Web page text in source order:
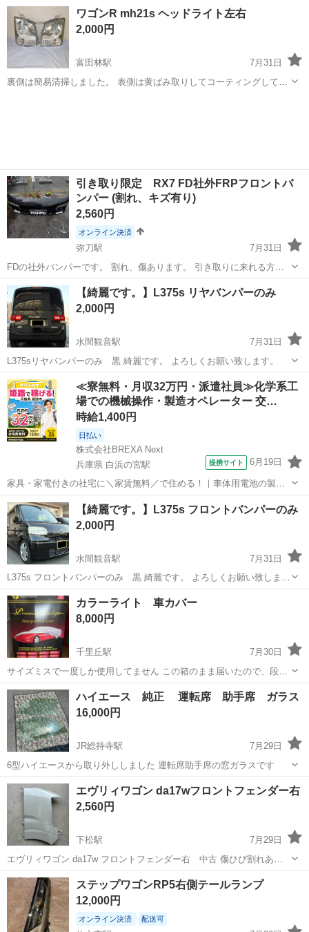
大阪 東大阪市 弥刀駅 外装、車外用品
ワゴンR mh21s ヘッドライト左右
2,000円
富田林駅
7月31日
裏側は簡易清掃しました。 表側は黄ばみ取りしてコーティングしてあ
引き取り限定 RX7 FD社外FRPフロントバ
ンパー (割れ、キズ有り)
2,560円
オンライン決済
弥刀駅
7月31日
FDの社外バンパーです。 割れ、傷あります。 引き取りに来れる方限
定でお願いします。
大阪 八尾市 弥刀駅 外装、車外用品 バンパー
【綺麗です。】L375s リヤバンパーのみ
2,000円
水間観音駅
7月31日
L375sリヤバンパーのみ 黒 綺麗です。 よろしくお願い致します。
大阪 泉南郡 水間観音駅 外装、車外用品 リヤバンパー
≪寮無料・月収32万円・派遣社員≫化学系工
場での機械操作・製造オペレーター 交…
時給1,400円
日払い
株式会社BREXA Next
兵庫県 白浜の宮駅
提携サイト 6月19日
家具・家電付きの社宅に＼家賃無料／で住める！｜車体用電池の製造
｜未経験から月収例32万円♪｜さらに【年間休日130日】！ 人気の工場
のお仕事 ◇車体用電池の製造◇ 機械の操作、部品のセッティング、検
査、清掃業務など。 ...
兵庫 姫路市 白浜の宮駅
【綺麗です。】L375s フロントバンパーのみ
2,000円
水間観音駅
7月31日
L375s フロントバンパーのみ 黒 綺麗です。 よろしくお願い致しま
す。
大阪 泉南郡 水間観音駅 外装、車外用品
カラーライト 車カバー
8,000円
千里丘駅
7月30日
サイズミスで一度しか使用してません この箱のまま届いたので、段ボ
ールに傷はあります ◆５層構造＆裏起毛付き(塗装面に優しいボディカ
バー) ◆通気性抜群！(速乾性＆カバー内部の湿気や熱を逃がします）
◆紫外...
大阪 吹田市 千里丘駅 外装、車外用品 ライト
ハイエース 純正 運転席 助手席 ガラス
16,000円
JR総持寺駅
7月29日
6型ハイエースから取り外ししました 運転席助手席の窓ガラスです
大阪 茨木市 JR総持寺駅
エヴリィワゴン da17wフロントフェンダー右
2,560円
下松駅
7月29日
エヴリィワゴン da17w フロントフェンダー右 中古 傷ひび割れあ
り 要補修
大阪 岸和田市 下松駅 外装、車外用品 フェンダー
ステップワゴンRP5右側テールランプ
12,000円
オンライン決済 配送可